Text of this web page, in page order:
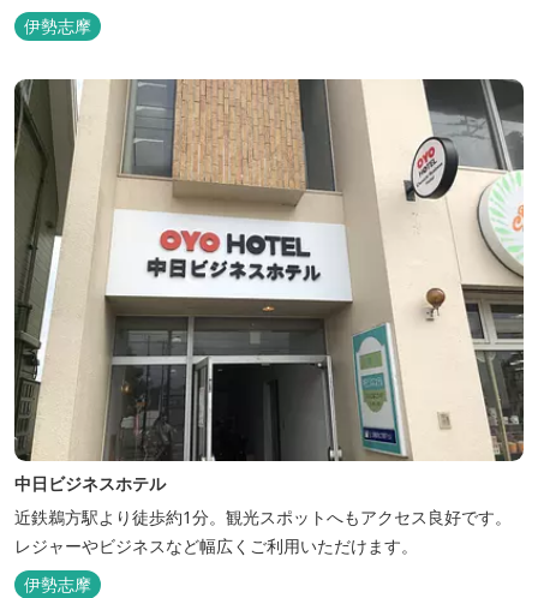
convenience, ATM Machine which includes cash dispenser will
be available at Todaya Hotel’s 1...
伊勢志摩
中日ビジネスホテル
近鉄鵜方駅より徒歩約1分。観光スポットへもアクセス良好です。
レジャーやビジネスなど幅広くご利用いただけます。
伊勢志摩